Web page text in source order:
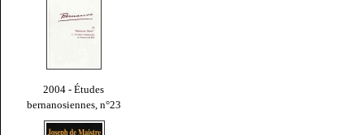
2004 - Études
bernanosiennes, n°23